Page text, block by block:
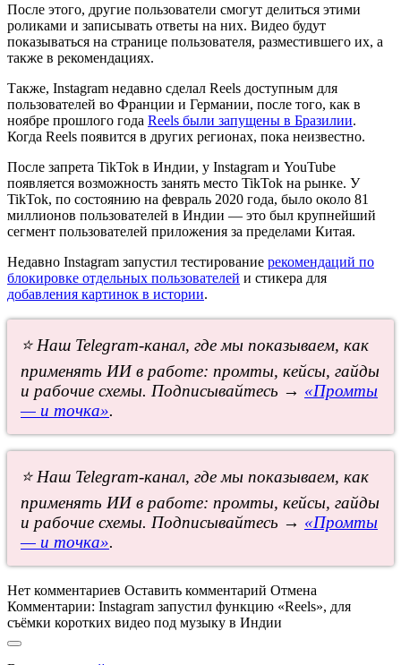
После этого, другие пользователи смогут делиться этими
роликами и записывать ответы на них. Видео будут
показываться на странице пользователя, разместившего их, а
также в рекомендациях.
Также, Instagram недавно сделал Reels доступным для
пользователей во Франции и Германии, после того, как в
ноябре прошлого года Reels были запущены в Бразилии.
Когда Reels появится в других регионах, пока неизвестно.
После запрета TikTok в Индии, у Instagram и YouTube
появляется возможность занять место TikTok на рынке. У
TikTok, по состоянию на февраль 2020 года, было около 81
миллионов пользователей в Индии — это был крупнейший
сегмент пользователей приложения за пределами Китая.
Недавно Instagram запустил тестирование рекомендаций по
блокировке отдельных пользователей и стикера для
добавления картинок в истории.
⭐ Наш Telegram-канал, где мы показываем, как
применять ИИ в работе: промты, кейсы, гайды
и рабочие схемы. Подписывайтесь → «Промты
— и точка».
⭐ Наш Telegram-канал, где мы показываем, как
применять ИИ в работе: промты, кейсы, гайды
и рабочие схемы. Подписывайтесь → «Промты
— и точка».
Нет комментариев Оставить комментарий Отмена
Комментарии: Instagram запустил функцию «Reels», для
съёмки коротких видео под музыку в Индии